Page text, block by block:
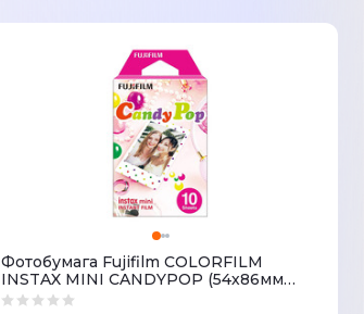
Фотобумага Fujifilm COLORFILM
INSTAX MINI CANDYPOP (54х86мм
10шт) 70100139614